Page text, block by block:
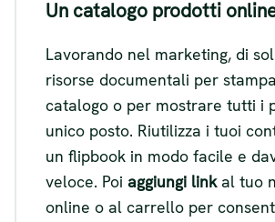
Un catalogo prodotti
Lavorando nel marketing, di
risorse documentali per
catalogo o per mostrare tutti i
unico posto. Riutilizza i tuoi
un flipbook in modo facile e
veloce. Poi aggiungi linkal tuo
online o al carrello per